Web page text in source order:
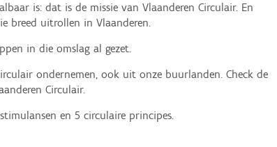
is: dat is de missie van Vlaanderen Circulair. En
breed uitrollen in Vlaanderen.
in die omslag al gezet.
ondernemen, ook uit onze buurlanden. Check de
Circulair.
en 5 circulaire principes.